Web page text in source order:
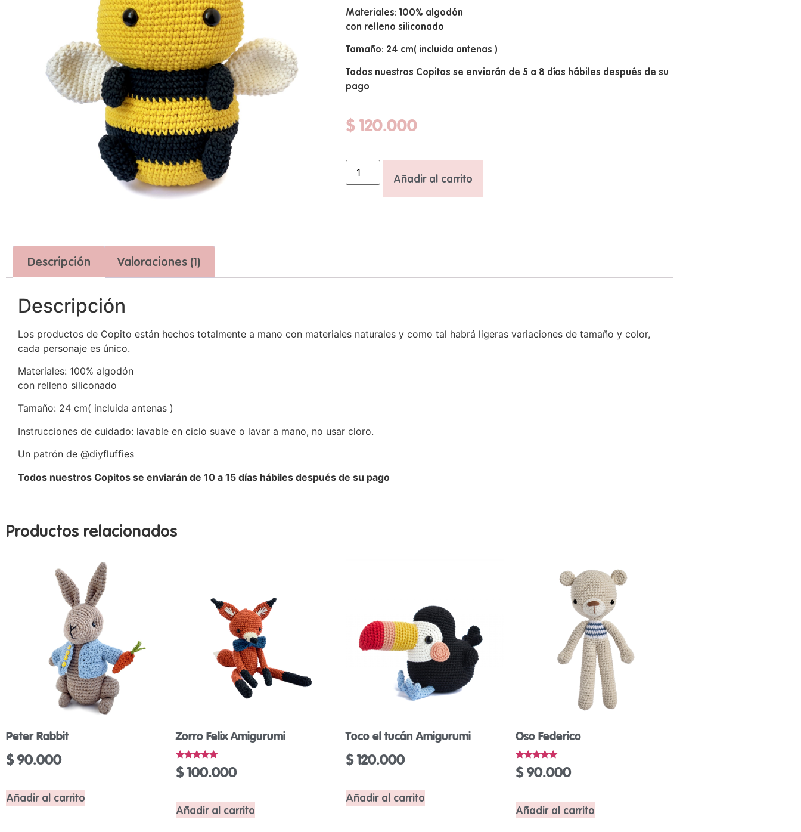
avaloración
cliente
Materiales: 100% algodón
con relleno siliconado
Tamaño: 24 cm( incluida antenas )
Todos nuestros Copitos se enviarán de 5 a 8 días hábiles después de su
pago
$ 120.000
Añadir al carrito
Descripción Valoraciones (1)
Descripción
Los productos de Copito están hechos totalmente a mano con materiales naturales y como tal habrá ligeras variaciones de tamaño y color,
cada personaje es único.
Materiales: 100% algodón
con relleno siliconado
Tamaño: 24 cm( incluida antenas )
Instrucciones de cuidado: lavable en ciclo suave o lavar a mano, no usar cloro.
Un patrón de @diyfluffies
Todos nuestros Copitos se enviarán de 10 a 15 días hábiles después de su pago
Productos relacionados
Peter Rabbit
$ 90.000
Añadir al carrito
Zorro Felix Amigurumi
Valorado
con
$100.000
Añadir al carrito
Toco el tucán Amigurumi
$120.000
Añadir al carrito
Oso Federico
Valorado
con
$ 90.000
Añadir al carrito